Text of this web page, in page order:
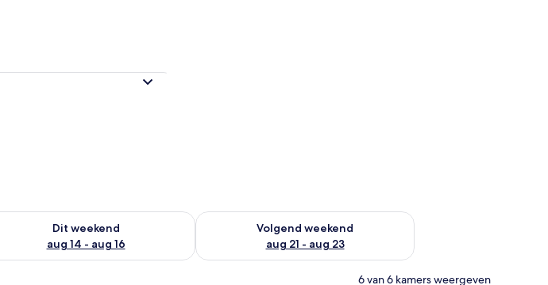
aug 9 - aug 10
Dit weekend
aug 14 - aug 16
controleren voor dit weekend aug 14 - aug 16
Volgend weekend
aug 21 - aug 23
De beschikbaarheid controleren voor volgend weekend aug
6 van 6 kamers weergeven